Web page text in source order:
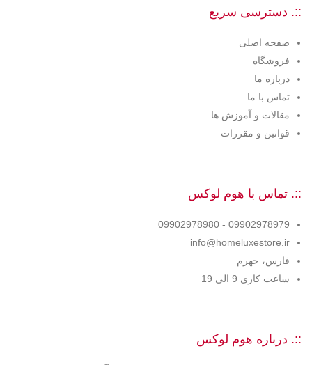
::. دسترسی سریع
صفحه اصلی
فروشگاه
درباره ما
تماس با ما
مقالات و آموزش ها
قوانین و مقررات
::. تماس با هوم لوکس
09902978979 - 09902978980
info@homeluxestore.ir
فارس، جهرم
ساعت کاری 9 الی 19
::. درباره هوم لوکس